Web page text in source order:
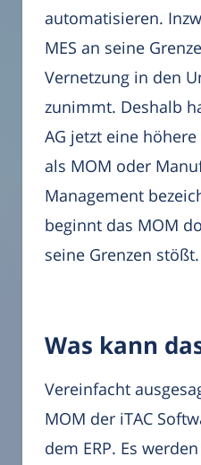
automatisieren.
MES an seine
Vernetzung in den
zunimmt. Deshalb
AG jetzt eine
als MOM oder
Management
beginnt das MOM
seine Grenzen stößt.
Was kann
Vereinfacht
MOM der iTAC
dem ERP. Es